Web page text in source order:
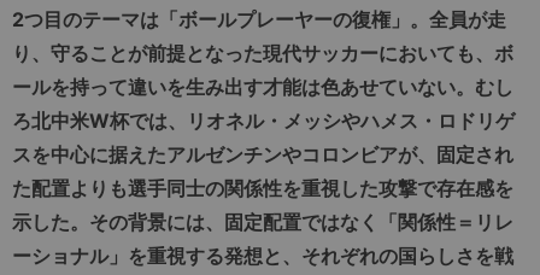
2つ目のテーマは「ボールプレーヤーの復権」。全員が走
り、守ることが前提となった現代サッカーにおいても、ボ
ールを持って違いを生み出す才能は色あせていない。むし
ろ北中米W杯では、リオネル・メッシやハメス・ロドリゲ
スを中心に据えたアルゼンチンやコロンビアが、固定され
た配置よりも選手同士の関係性を重視した攻撃で存在感を
示した。その背景には、固定配置ではなく「関係性＝リレ
ーショナル」を重視する発想と、それぞれの国らしさを戦